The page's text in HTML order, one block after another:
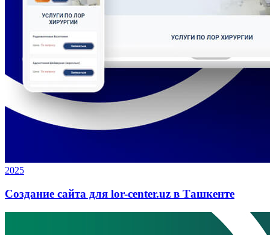
2025
Создание сайта для lor-center.uz в Ташкенте